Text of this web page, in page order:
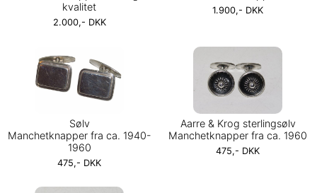
kvalitet
2.000,- DKK
1.900,- DKK
Sølv
Manchetknapper fra ca. 1940-
1960
475,- DKK
Aarre & Krog sterlingsølv
Manchetknapper fra ca. 1960
475,- DKK